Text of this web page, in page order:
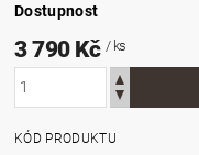
Dostupnost
3 790 Kč / ks
KÓD PRODUKTU